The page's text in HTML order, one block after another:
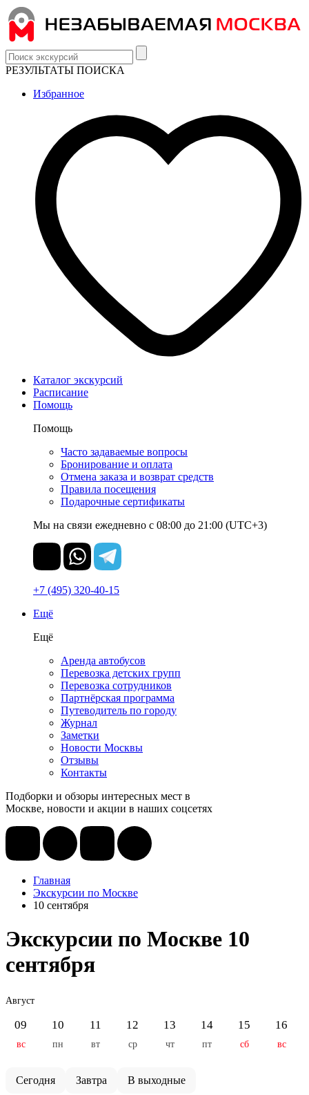
РЕЗУЛЬТАТЫ ПОИСКА
Избранное
Каталог экскурсий
Расписание
Помощь
Помощь
Часто задаваемые вопросы
Бронирование и оплата
Отмена заказа и возврат средств
Правила посещения
Подарочные сертификаты
Мы на связи ежедневно с 08:00 до 21:00 (UTC+3)
+7 (495) 320-40-15
Ещё
Ещё
Аренда автобусов
Перевозка детских групп
Перевозка сотрудников
Партнёрская программа
Путеводитель по городу
Журнал
Заметки
Новости Москвы
Отзывы
Контакты
Подборки и обзоры интересных мест в
Москве, новости и акции в наших соцсетях
Главная
Экскурсии по Москве
10 сентября
Экскурсии по Москве 10
сентября
Август
09
вс
10
пн
11
вт
12
ср
13
чт
14
пт
15
сб
16
вс
Сегодня Завтра В выходные